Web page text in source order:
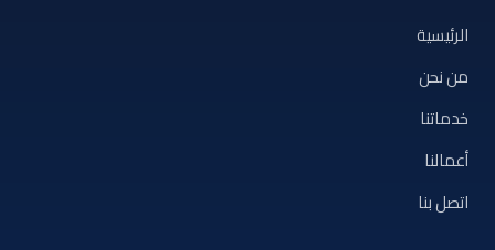
الرئيسية
من نحن
خدماتنا
أعمالنا
اتصل بنا